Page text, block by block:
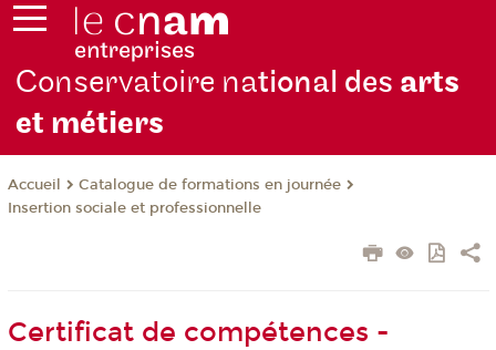
Conservatoire national des arts
et métiers
Accueil
Catalogue de formations en journée
Insertion sociale et professionnelle
Certificat de compétences -